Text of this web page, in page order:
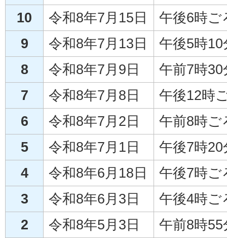
10
令和8年7月15日
午後6時ご
9
令和8年7月13日
午後5時
8
令和8年7月9日
午前7時
7
令和8年7月8日
午後12時
6
令和8年7月2日
午前8時ご
5
令和8年7月1日
午後7時
4
令和8年6月18日
午後7時ご
3
令和8年6月3日
午後4時ご
2
令和8年5月3日 午前8時